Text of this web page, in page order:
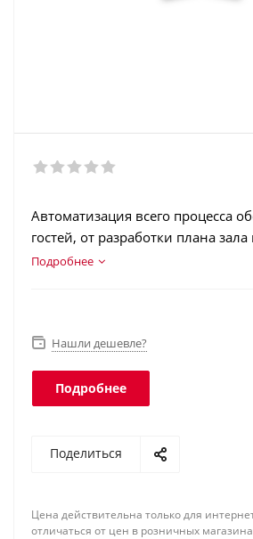
Автоматизация всего процесса
гостей, от разработки плана
меню заведения, до получения
Подробнее
Нашли дешевле?
Подробнее
Поделиться
Цена действительна только для
отличаться от цен в розничных